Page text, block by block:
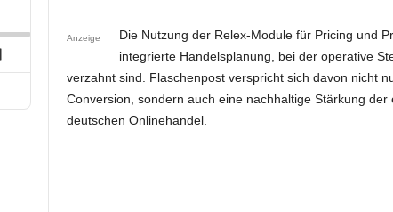
Anzeige
Die Nutzung der Relex-Module für Pricing und
integrierte Handelsplanung, bei der operative
verzahnt sind. Flaschenpost verspricht sich davon nicht
Conversion, sondern auch eine nachhaltige Stärkung
deutschen Onlinehandel.